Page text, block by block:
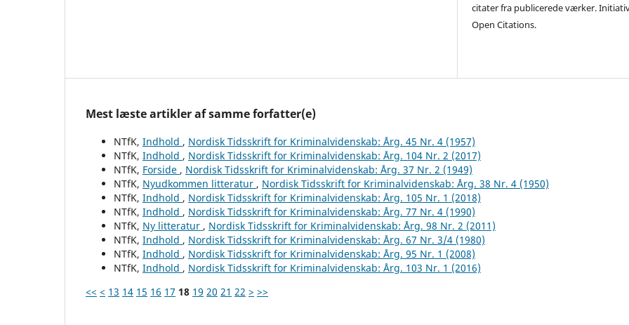
citater fra publicerede værker.
Open Citations.
Mest læste artikler af samme forfatter(e)
NTfK, Indhold , Nordisk Tidsskrift for Kriminalvidenskab: Årg. 45 Nr. 4 (1957)
NTfK, Indhold , Nordisk Tidsskrift for Kriminalvidenskab: Årg. 104 Nr. 2 (2017)
NTfK, Forside , Nordisk Tidsskrift for Kriminalvidenskab: Årg. 37 Nr. 2 (1949)
NTfK, Nyudkommen litteratur , Nordisk Tidsskrift for Kriminalvidenskab: Årg. 38 Nr. 4 (1950)
NTfK, Indhold , Nordisk Tidsskrift for Kriminalvidenskab: Årg. 105 Nr. 1 (2018)
NTfK, Indhold , Nordisk Tidsskrift for Kriminalvidenskab: Årg. 77 Nr. 4 (1990)
NTfK, Ny litteratur , Nordisk Tidsskrift for Kriminalvidenskab: Årg. 98 Nr. 2 (2011)
NTfK, Indhold , Nordisk Tidsskrift for Kriminalvidenskab: Årg. 67 Nr. 3/4 (1980)
NTfK, Indhold , Nordisk Tidsskrift for Kriminalvidenskab: Årg. 95 Nr. 1 (2008)
NTfK, Indhold , Nordisk Tidsskrift for Kriminalvidenskab: Årg. 103 Nr. 1 (2016)
<< < 13 14 15 16 17 18 19 20 21 22 > >>